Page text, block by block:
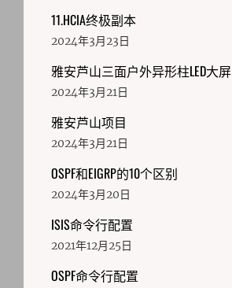
11.HCIA终极副本
2024年3月23日
雅安芦山三面户外异形柱LED大屏
2024年3月21日
雅安芦山项目
2024年3月21日
OSPF和EIGRP的10个区别
2024年3月20日
ISIS命令行配置
2021年12月25日
OSPF命令行配置